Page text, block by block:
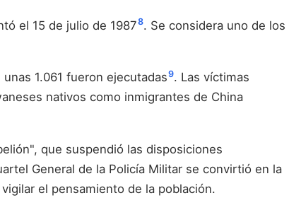
el 15 de julio de 19878. Se considera uno de los
1.061 fueron ejecutadas9. Las víctimas
nativos como inmigrantes de China
que suspendió las disposiciones
General de la Policía Militar se convirtió en la
el pensamiento de la población.